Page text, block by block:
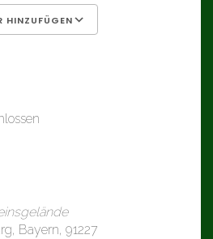
HINZUFÜGEN
Bayern, 91227